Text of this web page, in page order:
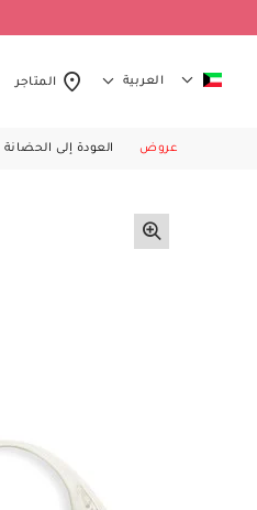
العربية المتاجر
عروض العودة إلى الحضانة